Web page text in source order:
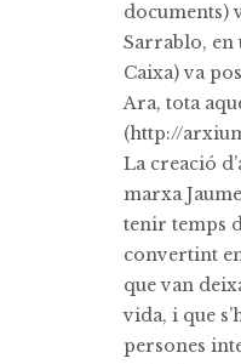
documents)
Sarrablo, en
Caixa) va
Ara, tota
(http://
La creació
marxa
tenir temps
convertint
que van
vida, i que
persones